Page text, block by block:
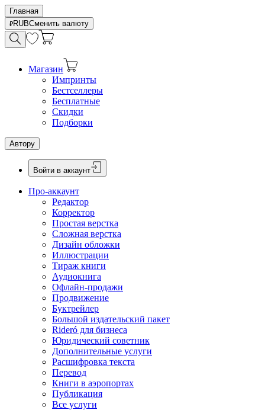
Главная
RUBСменить валюту
Магазин
Импринты
Бестселлеры
Бесплатные
Скидки
Подборки
Автору
Войти в аккаунт
Про-аккаунт
Редактор
Корректор
Простая верстка
Сложная верстка
Дизайн обложки
Иллюстрации
Тираж книги
Аудиокнига
Офлайн-продажи
Продвижение
Буктрейлер
Большой издательский пакет
Rideró для бизнеса
Юридический советник
Дополнительные услуги
Расшифровка текста
Перевод
Книги в аэропортах
Публикация
Все услуги